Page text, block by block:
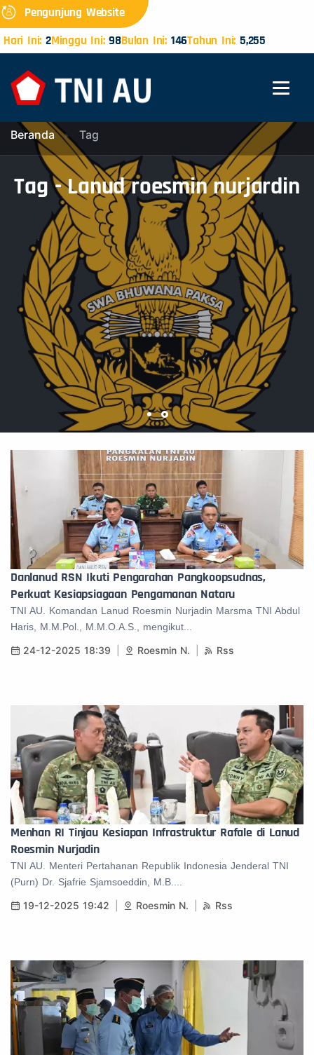
Pengunjung Website
Hari Ini: 2Minggu Ini:98Bulan Ini: 146Tahun Ini: 5,255
Beranda Tag
Tag - Lanud roesmin nurjardin
Danlanud RSN Ikuti Pengarahan Pangkoopsudnas,
Perkuat Kesiapsiagaan Pengamanan Nataru
TNI AU. Komandan Lanud Roesmin Nurjadin Marsma TNI Abdul
Haris, M.M.Pol., M.M.O.A.S., mengikut...
24-12-2025 18:39 Roesmin N. Rss
Menhan RI Tinjau Kesiapan Infrastruktur Rafale di Lanud
Roesmin Nurjadin
TNI AU. Menteri Pertahanan Republik Indonesia Jenderal TNI
(Purn) Dr. Sjafrie Sjamsoeddin, M.B....
19-12-2025 19:42 Roesmin N. Rss